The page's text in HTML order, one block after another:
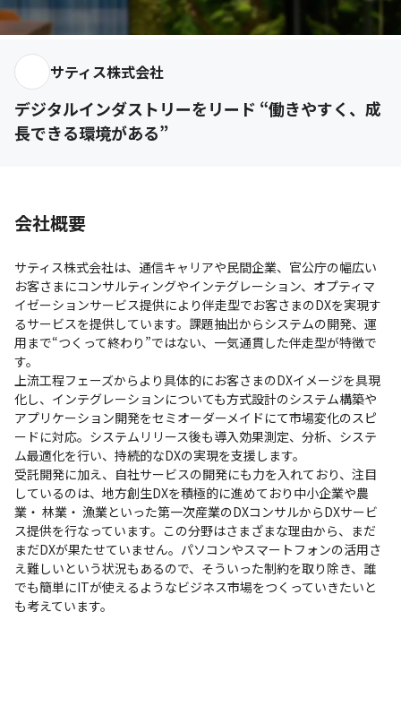
サティス株式会社
デジタルインダストリーをリード “働きやすく、成
長できる環境がある”
会社概要
サティス株式会社は、通信キャリアや民間企業、官公庁の幅広い
お客さまにコンサルティングやインテグレーション、オプティマ
イゼーションサービス提供により伴走型でお客さまのDXを実現す
るサービスを提供しています。課題抽出からシステムの開発、運
用まで“つくって終わり”ではない、一気通貫した伴走型が特徴で
す。
上流工程フェーズからより具体的にお客さまのDXイメージを具現
化し、インテグレーションについても方式設計のシステム構築や
アプリケーション開発をセミオーダーメイドにて市場変化のスピ
ードに対応。システムリリース後も導入効果測定、分析、システ
ム最適化を行い、持続的なDXの実現を支援します。
受託開発に加え、自社サービスの開発にも力を入れており、注目
しているのは、地方創生DXを積極的に進めており中小企業や農
業・ 林業・ 漁業といった第一次産業のDXコンサルからDXサービ
ス提供を行なっています。この分野はさまざまな理由から、まだ
まだDXが果たせていません。パソコンやスマートフォンの活用さ
え難しいという状況もあるので、そういった制約を取り除き、誰
でも簡単にITが使えるようなビジネス市場をつくっていきたいと
も考えています。